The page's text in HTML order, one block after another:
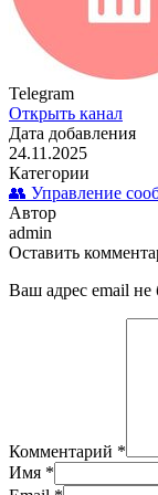
Telegram
Открыть канал
Дата добавления
24.11.2025
Категории
👥 Управление
Автор
admin
Оставить
Ваш адрес email не
Комментарий *
Имя *